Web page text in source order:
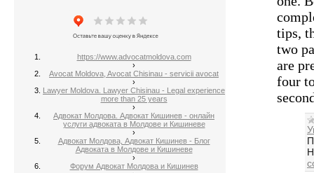
https://www.advocatmoldova.com
›
Avocat Moldova, Avocat Chisinau - servicii avocat
›
Lawyer Moldova. Lawyer Chisinau - Legal experience
more than 25 years
›
Адвокат Молдова. Адвокат Кишинев - онлайн
услуги адвоката в Молдове и Кишиневе
›
Адвокат Молдова, Адвокат Кишинев - Блог
Адвоката в Молдове и Кишиневе
›
Форум Адвокат Молдова и Кишинев
tips,
two
are
four